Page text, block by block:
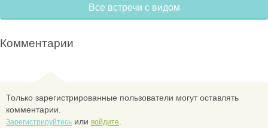
Все встречи с видом
Комментарии
Только зарегистрированные пользователи могут оставлять
комментарии.
Зарегистрируйтесь или войдите